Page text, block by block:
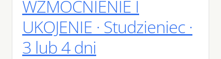
WZMOCNIENIE I
UKOJENIE · Studzieniec ·
3 lub 4 dni